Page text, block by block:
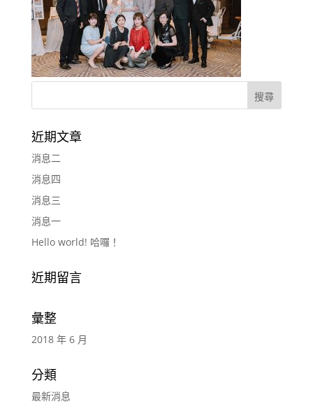
近期文章
消息二
消息四
消息三
消息一
Hello world! 哈囉！
近期留言
彙整
2018 年 6 月
分類
最新消息